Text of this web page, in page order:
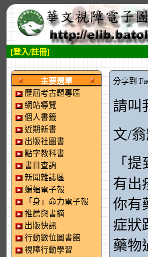
[登入/註冊]
主要選單
歷屆考古題專區
網站導覽
個人書籤
近期新書
出版社圖書
點字教科書
書目查詢
新聞雜誌區
蝙蝠電子報
「身」命力電子報
推薦與書摘
出版快訊
行動數位圖書館
視障行動學習
分享到
請叫
文/
「
有出
你有
症狀
藥物